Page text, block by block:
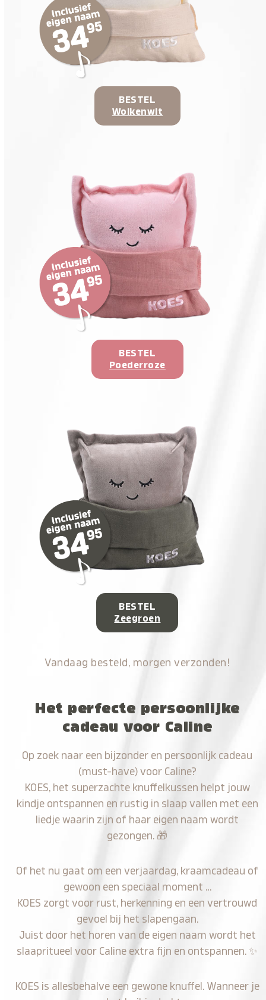
BESTEL
Wolkenwit
BESTEL
Poederroze
BESTEL
Zeegroen
Vandaag besteld, morgen verzonden!
Het perfecte persoonlijke
cadeau voor Caline
Op zoek naar een bijzonder en persoonlijk cadeau
(must-have) voor Caline?
KOES, het superzachte knuffelkussen helpt jouw
kindje ontspannen en rustig in slaap vallen met een
liedje waarin zijn of haar eigen naam wordt
gezongen. 🎁
Of het nu gaat om een verjaardag, kraamcadeau of
gewoon een speciaal moment …
KOES zorgt voor rust, herkenning en een vertrouwd
gevoel bij het slapengaan.
Juist door het horen van de eigen naam wordt het
slaapritueel voor Caline extra fijn en ontspannen. ✨
KOES is allesbehalve een gewone knuffel. Wanneer je